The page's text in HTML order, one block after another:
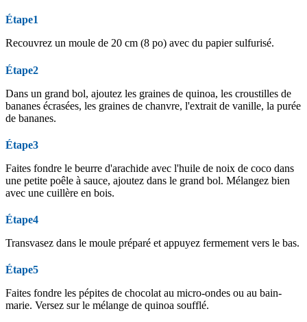
Étape1
Recouvrez un moule de 20 cm (8 po) avec du papier sulfurisé.
Étape2
Dans un grand bol, ajoutez les graines de quinoa, les croustilles de
bananes écrasées, les graines de chanvre, l'extrait de vanille, la purée
de bananes.
Étape3
Faites fondre le beurre d'arachide avec l'huile de noix de coco dans
une petite poêle à sauce, ajoutez dans le grand bol. Mélangez bien
avec une cuillère en bois.
Étape4
Transvasez dans le moule préparé et appuyez fermement vers le bas.
Étape5
Faites fondre les pépites de chocolat au micro-ondes ou au bain-
marie. Versez sur le mélange de quinoa soufflé.